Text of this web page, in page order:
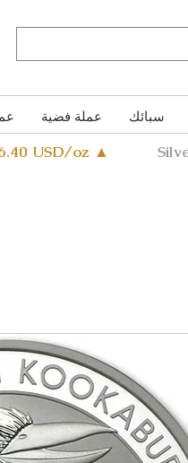
عملة فضية سبائك
USD/oz ▲